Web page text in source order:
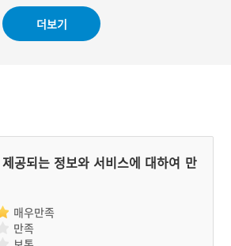
더보기
공되는 정보와 서비스에 대하여 만
매우만족
만족